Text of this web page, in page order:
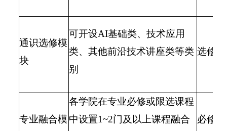
通识选修模
块
可开设AI基础类、技术应用
类、其他前沿技术讲座类等类
别
选修
专业融合模
各学院在专业必修或限选课程
中设置1~2门及以上课程融合
必修或